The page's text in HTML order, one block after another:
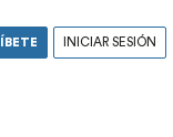
INICIAR SESIÓN